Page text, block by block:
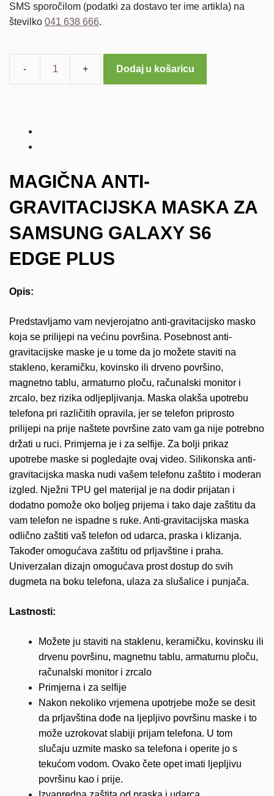
SMS sporočilom (podatki za dostavo ter ime artikla) na
številko 041 638 666.
Samsung
maska
Dodaj u košaricu
MAGIČNA ANTI-
GRAVITACIJSKA MASKA ZA
SAMSUNG GALAXY S6
EDGE PLUS
Opis:
Predstavljamo vam nevjerojatno anti-gravitacijsko masko
koja se prilijepi na većinu površina. Posebnost anti-
gravitacijske maske je u tome da jo možete staviti na
stakleno, keramičku, kovinsko ili drveno površino,
magnetno tablu, armaturno ploču, računalski monitor i
zrcalo, bez rizika odljepljivanja. Maska olakša upotrebu
telefona pri različitih opravila, jer se telefon priprosto
prilijepi na prije naštete površine zato vam ga nije potrebno
držati u ruci. Primjerna je i za selfije. Za bolji prikaz
upotrebe maske si pogledajte ovaj video. Silikonska anti-
gravitacijska maska nudi vašem telefonu zaštito i moderan
izgled. Nježni TPU gel materijal je na dodir prijatan i
dodatno pomože oko boljeg prijema i tako daje zaštitu da
vam telefon ne ispadne s ruke. Anti-gravitacijska maska
odlično zaštiti vaš telefon od udarca, praska i klizanja.
Također omogućava zaštitu od prljavštine i praha.
Univerzalan dizajn omogućava prost dostup do svih
dugmeta na boku telefona, ulaza za slušalice i punjača.
Lastnosti:
Možete ju staviti na staklenu, keramičku, kovinsku ili
drvenu površinu, magnetnu tablu, armaturnu ploču,
računalski monitor i zrcalo
Primjerna i za selfije
Nakon nekoliko vrjemena upotrjebe može se desit
da prljavština dođe na ljepljivo površinu maske i to
može uzrokovat slabiji prijam telefona. U tom
slučaju uzmite masko sa telefona i operite jo s
tekućom vodom. Ovako čete opet imati ljepljivu
površinu kao i prije.